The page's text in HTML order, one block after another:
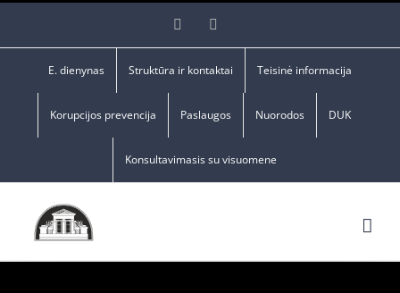
Facebook
E. dienynas Struktūra ir kontaktai Teisinė informacija
Korupcijos prevencija Paslaugos Nuorodos DUK
Konsultavimasis su visuomene